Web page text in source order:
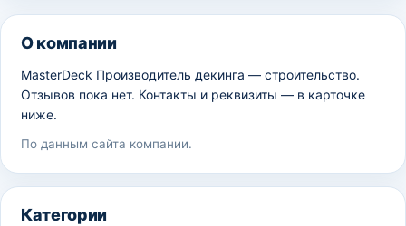
О компании
MasterDeck Производитель декинга — строительство.
Отзывов пока нет. Контакты и реквизиты — в карточке
ниже.
По данным сайта компании.
Категории